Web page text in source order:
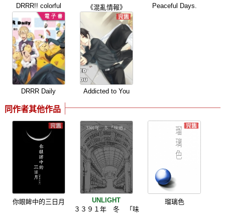
DRRR!! colorful 《混亂情報》 Peaceful Days.
DRRR Daily Addicted to You
同作者其他作品
你眼眸中的三日月
UNLIGHT
３３９１年 冬 「味
瑠璃色